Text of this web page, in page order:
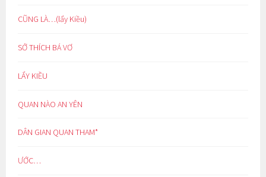
CŨNG LÀ…(lẩy Kiều)
SỞ THÍCH BÁ VƠ
LẨY KIỀU
QUAN NÀO AN YÊN
DÂN GIAN QUAN THAM*
ƯỚC…